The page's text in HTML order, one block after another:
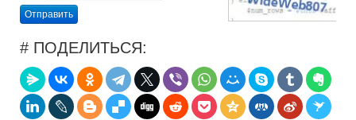
Отправить
# ПОДЕЛИТЬСЯ: